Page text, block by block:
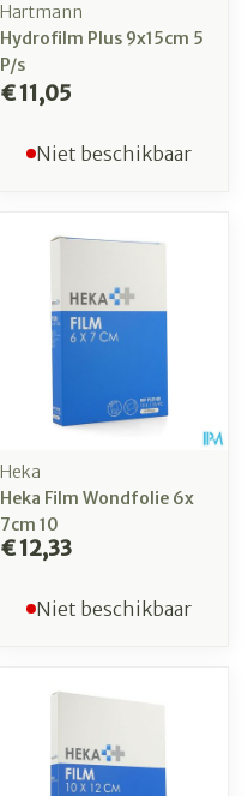
Hartmann
Hydrofilm Plus 9x15cm 5
P/s
€ 11,05
Niet beschikbaar
Heka
Heka Film Wondfolie 6x
7cm 10
€ 12,33
Niet beschikbaar